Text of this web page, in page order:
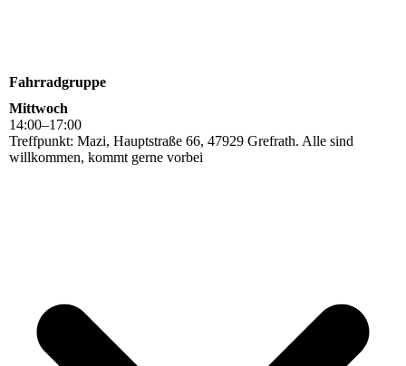
Fahrradgruppe
Mittwoch
14:00–17:00
Treffpunkt: Mazi, Hauptstraße 66, 47929 Grefrath. Alle sind
willkommen, kommt gerne vorbei